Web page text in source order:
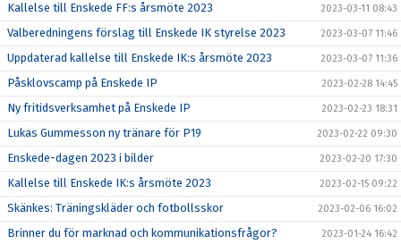
Kallelse till Enskede FF:s årsmöte 2023 2023-03-11 08:43
Valberedningens förslag till Enskede IK styrelse 2023 2023-03-07 11:46
Uppdaterad kallelse till Enskede IK:s årsmöte 2023 2023-03-07 11:36
Påsklovscamp på Enskede IP 2023-02-28 14:45
Ny fritidsverksamhet på Enskede IP 2023-02-23 18:31
Lukas Gummesson ny tränare för P19 2023-02-22 09:30
Enskede-dagen 2023 i bilder 2023-02-20 17:30
Kallelse till Enskede IK:s årsmöte 2023 2023-02-15 09:22
Skänkes: Träningskläder och fotbollsskor 2023-02-06 16:02
Brinner du för marknad och kommunikationsfrågor? 2023-01-24 16:42